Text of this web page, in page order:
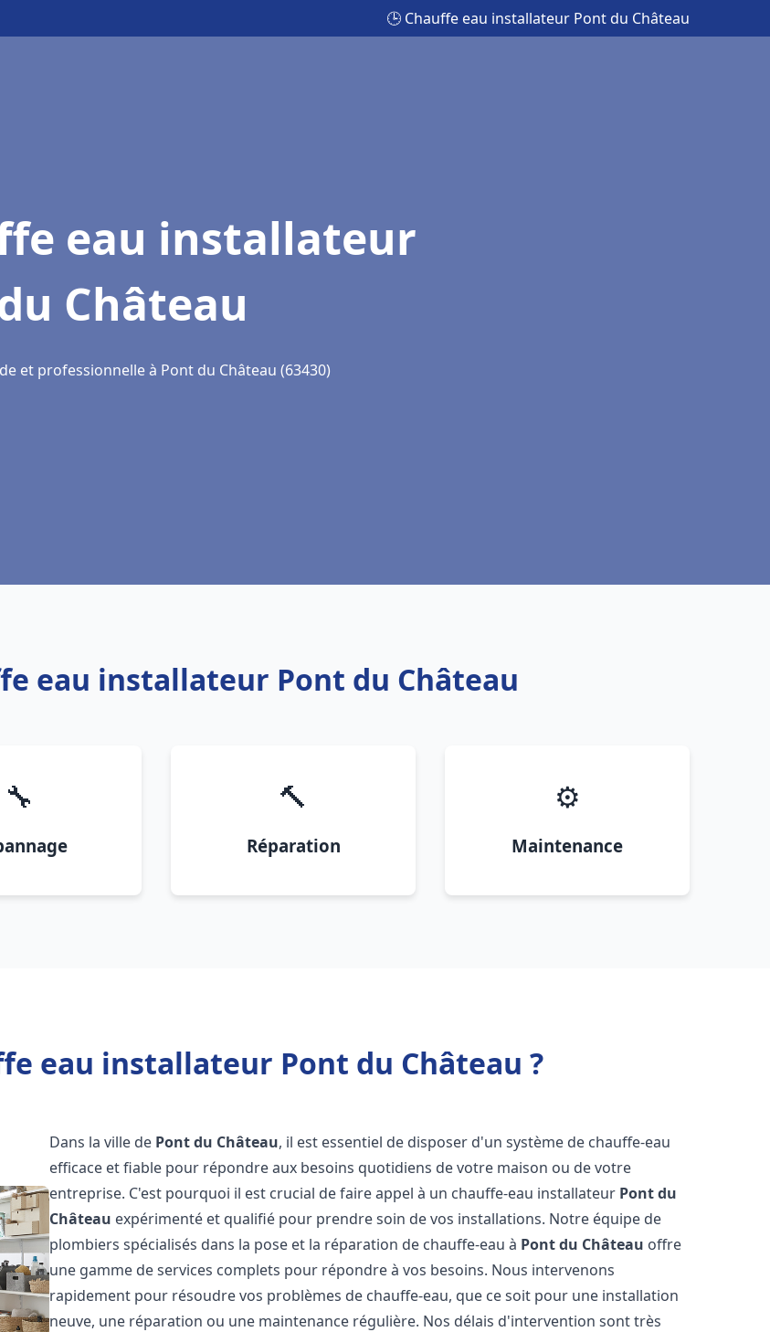
🕒 Chauffe eau installateur Pont du Château
eau installateur
Château
et professionnelle à Pont du Château (63430)
eau installateur Pont du Château
🔧 🔨
Réparation
⚙️
Maintenance
eau installateur Pont du Château ?
Dans la ville de Pont du Château, il est essentiel de disposer d'un système de chauffe-eau
efficace et fiable pour répondre aux besoins quotidiens de votre maison ou de votre
entreprise. C'est pourquoi il est crucial de faire appel à un chauffe-eau installateur Pont du
Château expérimenté et qualifié pour prendre soin de vos installations. Notre équipe de
plombiers spécialisés dans la pose et la réparation de chauffe-eau à Pont du Château offre
une gamme de services complets pour répondre à vos besoins. Nous intervenons
rapidement pour résoudre vos problèmes de chauffe-eau, que ce soit pour une installation
neuve, une réparation ou une maintenance régulière. Nos délais d'intervention sont très